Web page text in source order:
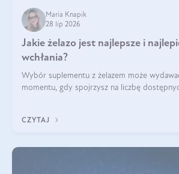
Maria Knapik
28 lip 2026
Jakie żelazo jest najlepsze i
wchłania?
Wybór suplementu z żelazem może
momentu, gdy spojrzysz na liczbę
zawierać suplement?
CZYTAJ